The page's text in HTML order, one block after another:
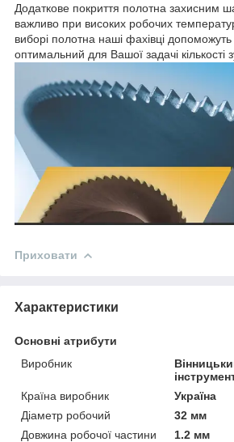
Додаткове покриття полотна захисним
важливо при високих робочих
виборі полотна наші фахівці допоможуть
оптимальний для Вашої задачі кількості
Приховати
Характеристики
Основні атрибути
Виробник
Країна виробник
Україна
Діаметр робочий
32 мм
Довжина робочої частини
1.2 мм